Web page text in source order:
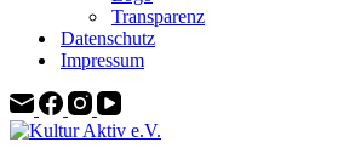
Transparenz
Datenschutz
Impressum